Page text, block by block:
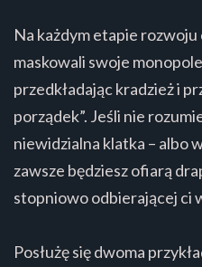
Na każdym etapie
maskowali swoje
przedkładając kradzież i
porządek”. Jeśli nie
niewidzialna klatka – albo
zawsze będziesz ofiarą
stopniowo odbierającej ci
Posłużę się dwoma